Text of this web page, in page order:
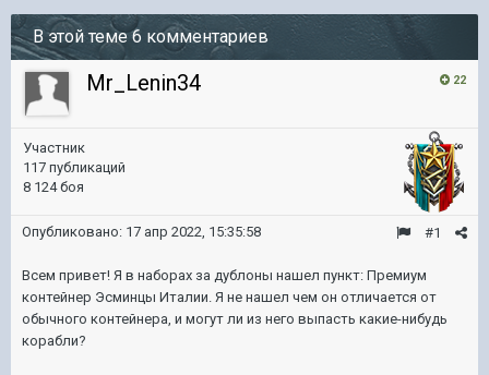
В этой теме 6 комментариев
22
Mr_Lenin34
Участник
117 публикаций
8 124 боя
#1
Опубликовано: 17 апр 2022, 15:35:58
Всем привет! Я в наборах за дублоны нашел пункт: Премиум
контейнер Эсминцы Италии. Я не нашел чем он отличается от
обычного контейнера, и могут ли из него выпасть какие-нибудь
корабли?